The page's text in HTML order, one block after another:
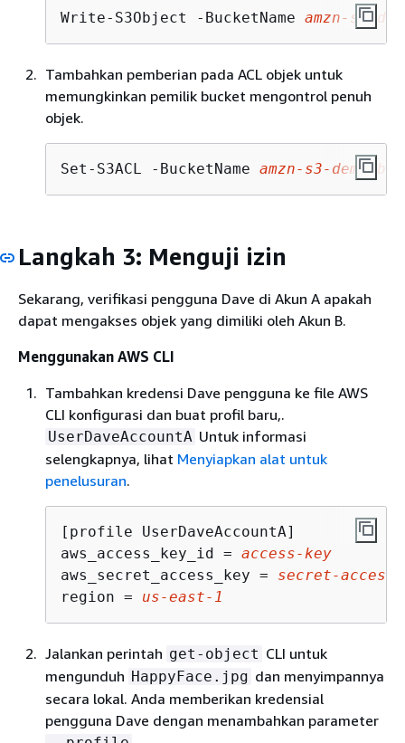
Write-S3Object -BucketName amzn-s3-
Tambahkan pemberian pada ACL objek untuk
memungkinkan pemilik bucket mengontrol penuh
objek.
Set-S3ACL -BucketName amzn-s3-demo-
Langkah 3: Menguji izin
Sekarang, verifikasi pengguna Dave di Akun A apakah
dapat mengakses objek yang dimiliki oleh Akun B.
Menggunakan AWS CLI
Tambahkan kredensi Dave pengguna ke file AWS
CLI konfigurasi dan buat profil baru,.
UserDaveAccountA Untuk informasi
selengkapnya, lihat Menyiapkan alat untuk
penelusuran.
[profile UserDaveAccountA]
aws_access_key_id = access-key
aws_secret_access_key = secret-access-
region = us-east-1
Jalankan perintah get-object CLI untuk
mengunduh HappyFace.jpg dan menyimpannya
secara lokal. Anda memberikan kredensial
pengguna Dave dengan menambahkan parameter